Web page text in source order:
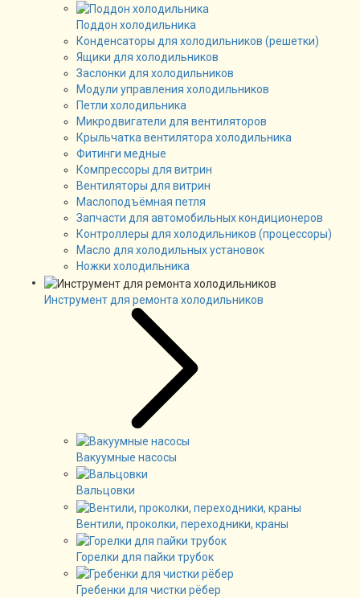
Поддон холодильника
Конденсаторы для холодильников (решетки)
Ящики для холодильников
Заслонки для холодильников
Модули управления холодильников
Петли холодильника
Микродвигатели для вентиляторов
Крыльчатка вентилятора холодильника
Фитинги медные
Компрессоры для витрин
Вентиляторы для витрин
Маслоподъёмная петля
Запчасти для автомобильных кондиционеров
Контроллеры для холодильников (процессоры)
Масло для холодильных установок
Ножки холодильника
Инструмент для ремонта холодильников
Вакуумные насосы
Вальцовки
Вентили, проколки, переходники, краны
Горелки для пайки трубок
Гребенки для чистки рёбер